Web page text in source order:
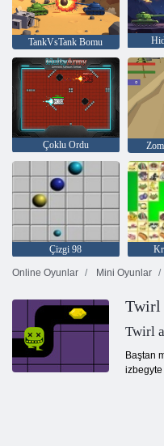
TankVsTank Bomu
Çoklu Ordu
Çizgi 98
Online Oyunlar
Mini Oyunlar
Twirl
Twirl
Baştan
izbegyte